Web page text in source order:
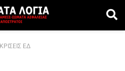
ΚΡΙΣΕΙΣ ΕΔ